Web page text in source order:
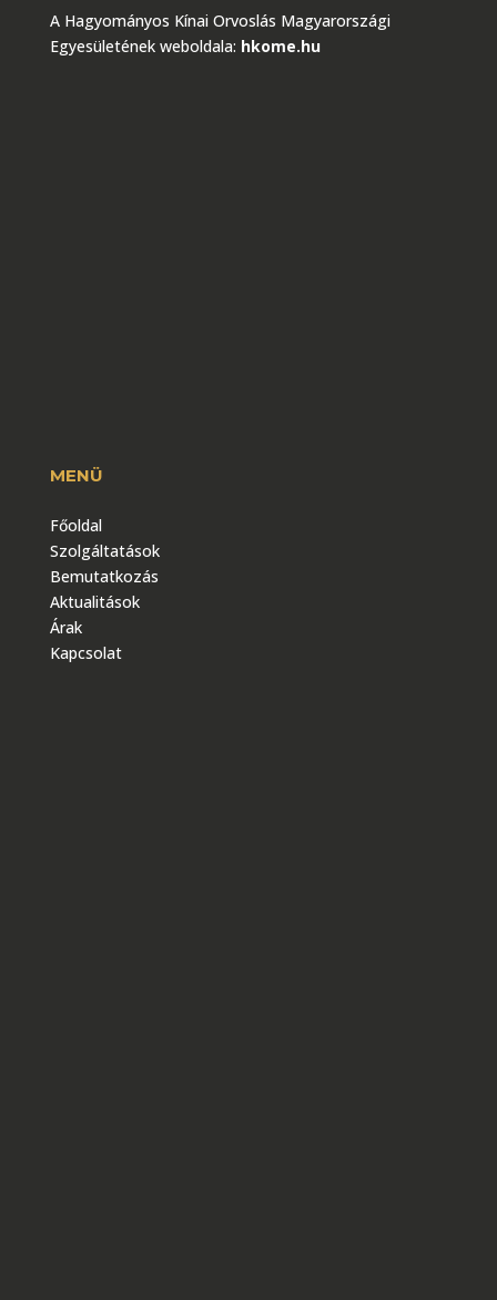
A Hagyományos Kínai Orvoslás Magyarországi
Egyesületének weboldala: hkome.hu
MENÜ
Főoldal
Szolgáltatások
Bemutatkozás
Aktualitások
Árak
Kapcsolat